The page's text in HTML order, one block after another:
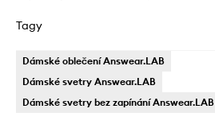
Tagy
Dámské oblečení Answear.LAB
Dámské svetry Answear.LAB
Dámské svetry bez zapínání Answear.LAB